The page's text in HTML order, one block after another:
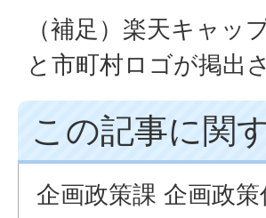
（補足）楽天キャ
と市町村ロゴが掲出
この記事に関
企画政策課 企画政策